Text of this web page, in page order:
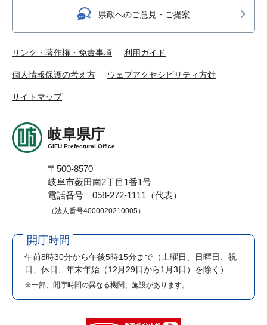
県政へのご意見・ご提案
リンク・著作権・免責事項 利用ガイド
個人情報保護の考え方 ウェブアクセシビリティ方針
サイトマップ
岐阜県庁
GIFU Prefectural Office
〒500-8570
岐阜市薮田南2丁目1番1号
電話番号 058-272-1111（代表）
（法人番号4000020210005）
開庁時間
午前8時30分から午後5時15分まで （土曜日、日曜日、祝
日、休日、年末年始（12月29日から1月3日）を除く）
※一部、開庁時間の異なる機関、施設があります。